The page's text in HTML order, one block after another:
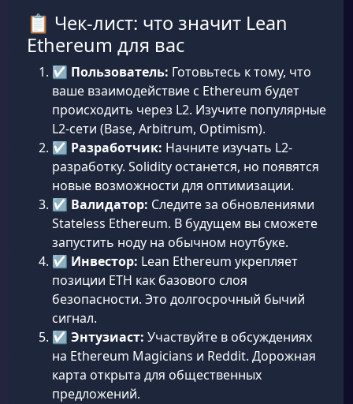
📋 Чек-лист: что значит Lean
Ethereum для вас
☑️ Пользователь: Готовьтесь к тому, что
ваше взаимодействие с Ethereum будет
происходить через L2. Изучите популярные
L2-сети (Base, Arbitrum, Optimism).
☑️ Разработчик: Начните изучать L2-
разработку. Solidity останется, но появятся
новые возможности для оптимизации.
☑️ Валидатор: Следите за обновлениями
Stateless Ethereum. В будущем вы сможете
запустить ноду на обычном ноутбуке.
☑️ Инвестор: Lean Ethereum укрепляет
позиции ETH как базового слоя
безопасности. Это долгосрочный бычий
сигнал.
☑️ Энтузиаст: Участвуйте в обсуждениях
на Ethereum Magicians и Reddit. Дорожная
карта открыта для общественных
предложений.